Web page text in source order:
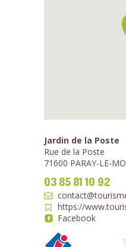
Jardin de la Poste
Rue de la Poste
71600 PARAY-LE-
03 85 81 10 92
https://
Facebook